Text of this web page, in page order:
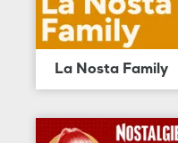
La Nosta Family